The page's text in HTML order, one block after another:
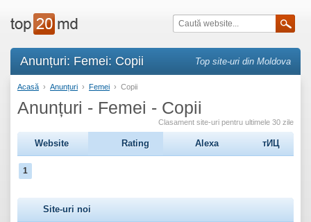
Anunțuri: Femei: Copii Top site-uri din Moldova
Acasă › Anunțuri › Femei › Copii
Anunțuri - Femei - Copii
Clasament site-uri pentru ultimele 30 zile
Website Rating Alexa тИЦ
1
Site-uri noi